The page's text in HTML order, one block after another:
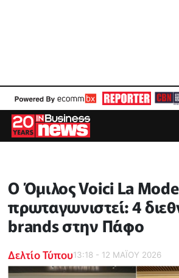
Ο Όμιλος Voici La Mode
πρωταγωνιστεί: 4
brands στην Πάφο
Δελτίο Τύπου13:18 - 12 ΜΑΪ́ΟΥ 2026